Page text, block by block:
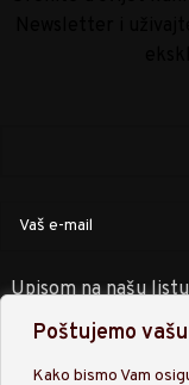
Poštujemo
Kako bismo Vam
Upisom na našu
podataka